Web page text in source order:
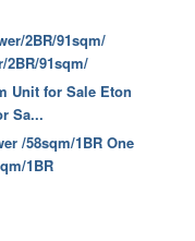
2BR/91sqm/
Eton
Sa...
One
1BR